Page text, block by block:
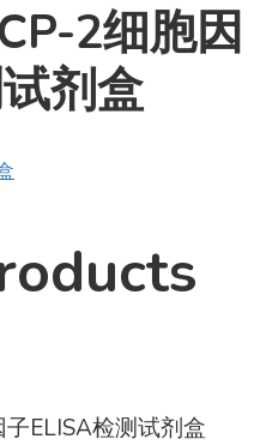
2细胞因
剂盒
ELISA检测试剂盒